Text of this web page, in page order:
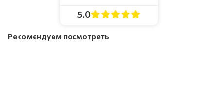
5.0
Рекомендуем посмотреть